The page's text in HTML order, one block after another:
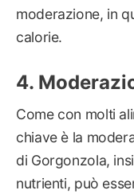
moderazione, in
calorie.
Come con molti
chiave è la
di Gorgonzola,
nutrienti, può